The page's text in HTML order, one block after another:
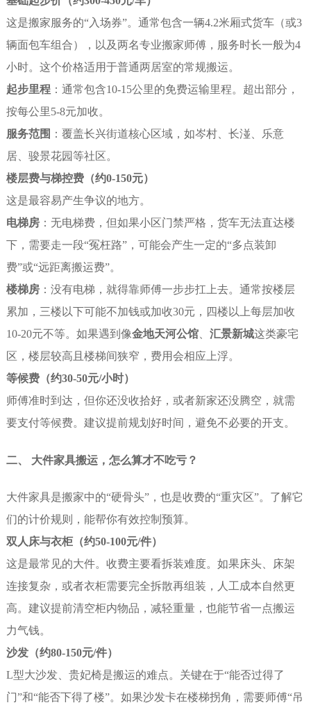
这是搬家服务的“入场券”。通常包含一辆4.2米厢式货车（或3
辆面包车组合），以及两名专业搬家师傅，服务时长一般为4
小时。这个价格适用于普通两居室的常规搬运。
起步里程：通常包含10-15公里的免费运输里程。超出部分，
按每公里5-8元加收。
服务范围 ：覆盖长兴街道核心区域，如岑村、长湴、乐意
居、骏景花园等社区。
楼层费与梯控费（约0-150元）
这是最容易产生争议的地方。
电梯房：无电梯费，但如果小区门禁严格，货车无法直达楼
下，需要走一段“冤枉路”，可能会产生一定的“多点装卸
费”或“远距离搬运费”。
楼梯房：没有电梯，就得靠师傅一步步扛上去。通常按楼层
累加，三楼以下可能不加钱或加收30元，四楼以上每层加收
10-20元不等。如果遇到像金地天河公馆、 汇景新城这类豪宅
区，楼层较高且楼梯间狭窄，费用会相应上浮。
等候费（约30-50元/小时）
师傅准时到达，但你还没收拾好，或者新家还没腾空，就需
要支付等候费。建议提前规划好时间，避免不必要的开支。
二、 大件家具搬运，怎么算才不吃亏？
大件家具是搬家中的“硬骨头”，也是收费的“重灾区”。了解它
们的计价规则，能帮你有效控制预算。
双人床与衣柜（约50-100元/件）
这是最常见的大件。收费主要看拆装难度。如果床头、床架
连接复杂，或者衣柜需要完全拆散再组装，人工成本自然更
高。建议提前清空柜内物品，减轻重量，也能节省一点搬运
力气钱。
沙发（约80-150元/件）
L型大沙发、贵妃椅是搬运的难点。关键在于“能否过得了
门”和“能否下得了楼”。如果沙发卡在楼梯拐角，需要师傅“吊